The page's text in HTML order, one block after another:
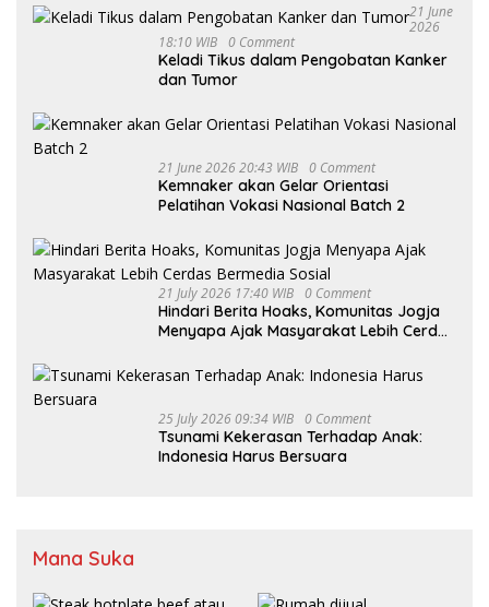
21 June
2026
18:10 WIB 0 Comment
Keladi Tikus dalam Pengobatan Kanker
dan Tumor
21 June 2026 20:43 WIB 0 Comment
Kemnaker akan Gelar Orientasi
Pelatihan Vokasi Nasional Batch 2
21 July 2026 17:40 WIB 0 Comment
Hindari Berita Hoaks, Komunitas Jogja
Menyapa Ajak Masyarakat Lebih Cerdas
25 July 2026 09:34 WIB 0 Comment
Tsunami Kekerasan Terhadap Anak:
Indonesia Harus Bersuara
Mana Suka